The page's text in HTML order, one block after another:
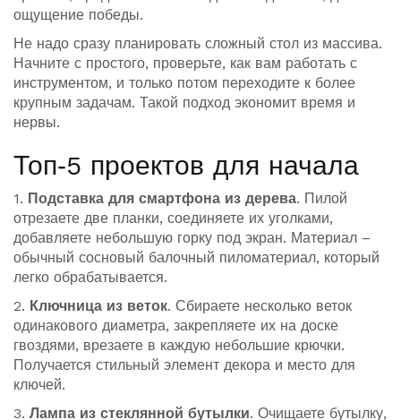
ощущение победы.
Не надо сразу планировать сложный стол из массива.
Начните с простого, проверьте, как вам работать с
инструментом, и только потом переходите к более
крупным задачам. Такой подход экономит время и
нервы.
Топ‑5 проектов для начала
1. Подставка для смартфона из дерева. Пилой
отрезаете две планки, соединяете их уголками,
добавляете небольшую горку под экран. Материал –
обычный сосновый балочный пиломатериал, который
легко обрабатывается.
2. Ключница из веток. Сбираете несколько веток
одинакового диаметра, закрепляете их на доске
гвоздями, врезаете в каждую небольшие крючки.
Получается стильный элемент декора и место для
ключей.
3. Лампа из стеклянной бутылки. Очищаете бутылку,